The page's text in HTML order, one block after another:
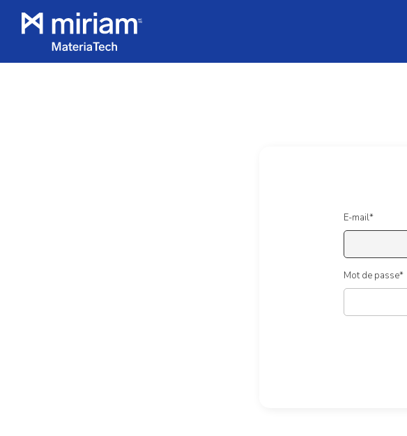
E-mail*
Mot de passe*